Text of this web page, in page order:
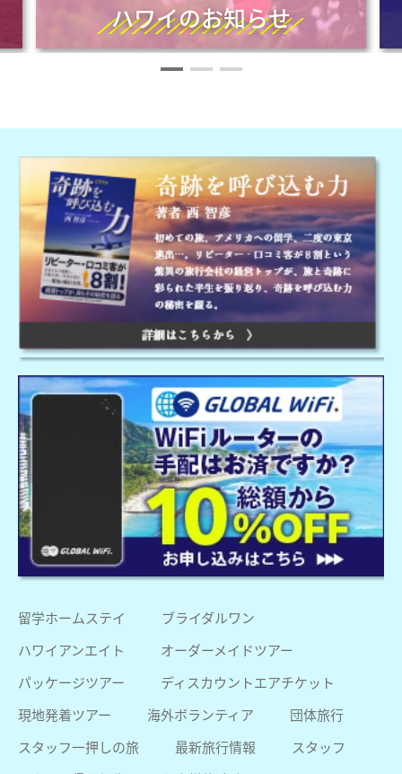
ハワイのお知らせ
留学ホームステイ
ブライダルワン
ハワイアンエイト
オーダーメイドツアー
パッケージツアー
ディスカウントエアチケット
現地発着ツアー
海外ボランティア
団体旅行
スタッフ一押しの旅
最新旅行情報
スタッフ